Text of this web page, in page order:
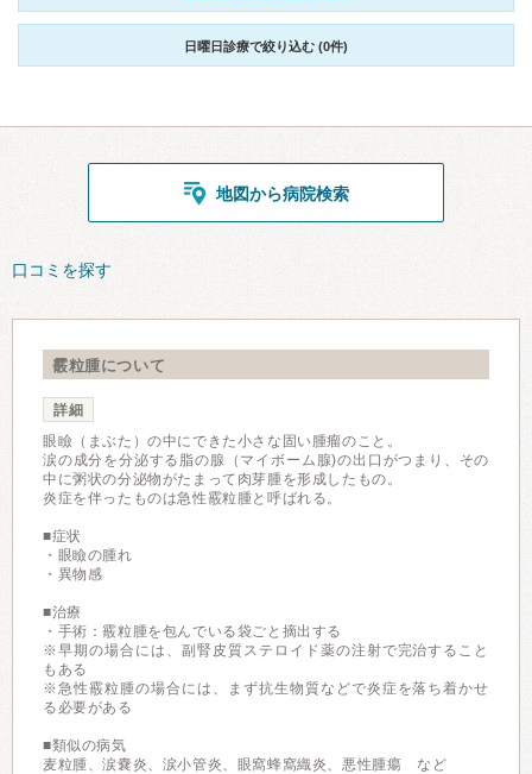
日曜日診療で絞り込む (0件)
地図から病院検索
口コミを探す
霰粒腫について
詳細
眼瞼（まぶた）の中にできた小さな固い腫瘤のこと。
涙の成分を分泌する脂の腺（マイボーム腺)の出口がつまり、その
中に粥状の分泌物がたまって肉芽腫を形成したもの。
炎症を伴ったものは急性霰粒腫と呼ばれる。
■症状
・眼瞼の腫れ
・異物感
■治療
・手術：霰粒腫を包んでいる袋ごと摘出する
※早期の場合には、副腎皮質ステロイド薬の注射で完治すること
もある
※急性霰粒腫の場合には、まず抗生物質などで炎症を落ち着かせ
る必要がある
■類似の病気
麦粒腫、涙嚢炎、涙小管炎、眼窩蜂窩織炎、悪性腫瘍 など